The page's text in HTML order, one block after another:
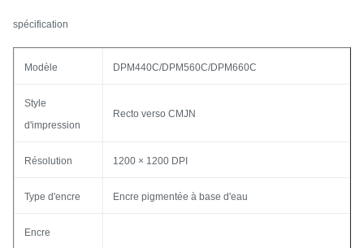
spécification
Modèle DPM440C/DPM560C/DPM660C
Style
d'impression
Recto verso CMJN
Résolution 1200 × 1200 DPI
Type d'encre Encre pigmentée à base d'eau
Encre